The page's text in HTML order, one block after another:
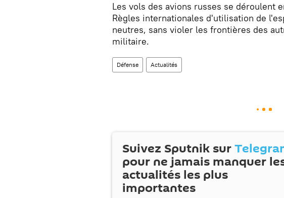
Les vols des avions russes se déroulent
Règles internationales d'utilisation de
neutres, sans violer les frontières des
militaire.
Défense Actualités
Suivez Sputnik sur
pour ne jamais manquer
actualités les plus
importantes